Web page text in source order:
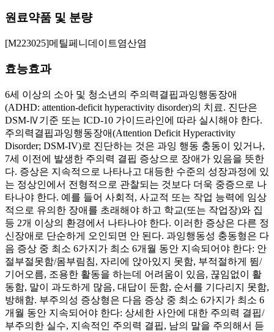
원료약품 및 분량
[M223025]메틸페니데이트염산염
효능효과
6세 이상의 소아 및 청소년의 주의력결핍과잉행동장애
(ADHD: attention-deficit hyperactivity disorder)의 치료. 진단은
DSM-Ⅳ기준 또는 ICD-10 가이드라인에 따라 실시해야 한다.
주의력결핍과잉행동장애(Attention Deficit Hyperactivity
Disorder; DSM-IV)로 진단하는 것은 과잉 행동 충동이 있거나,
7세 이전에 발생한 주의력 결핍 증상으로 장애가 있음을 뜻한
다. 증상은 지속적으로 나타나고 대등한 수준의 성장과정에 있
는 정상인에서 전형적으로 관찰되는 것보다 더욱 중증으로 나
타나야 한다. 예를 들어 사회적, 사교적 또는 작업 능력에 임상
적으로 유의한 장애를 초래해야 하고 학교(또는 작업장)와 집
등 2개 이상의 환경에서 나타나야 한다. 이러한 증상은 다른 정
신장애로 단순하게 오인되면 안 된다. 과잉행동성 충동형은 다
음 증상 중 최소 6가지가 최소 6개월 동안 지속되어야 한다: 안
절부절못함/몸부림침, 자리에 앉아있지 못함, 부적절하게 뜀/
기어오름, 조용한 활동을 하는데 어려움이 있음, 끊임없이 활
동함, 말이 과도하게 많음, 대답이 둔함, 순서를 기다리지 못함,
방해함. 부주의성 증상형은 다음 증상 중 최소 6가지가 최소 6
개월 동안 지속되어야 한다: 상세한 사안에 대한 주의력 결핍/
부주의한 실수, 지속적인 주의력 결핍, 남의 말을 주의해서 듣